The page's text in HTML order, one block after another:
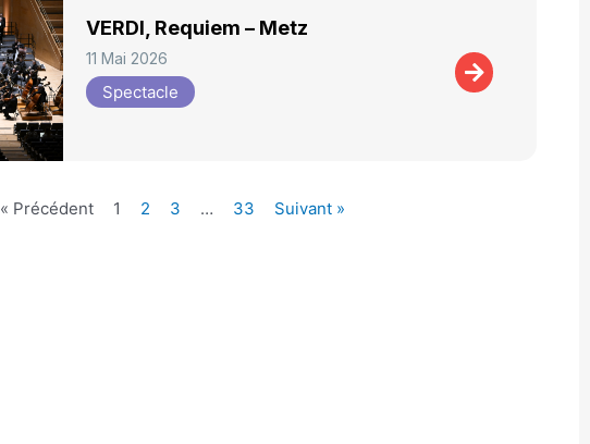
VERDI, Requiem – Metz
11 Mai 2026
Spectacle
« Précédent 1 2 3 … 33 Suivant »